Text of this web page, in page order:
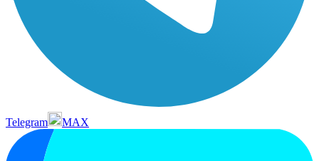
Telegram MAX